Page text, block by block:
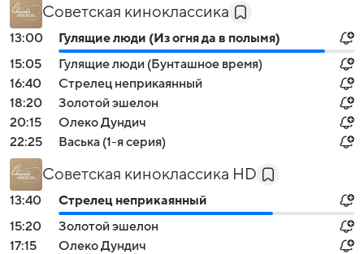
Советская киноклассика
13:00
Гулящие люди (Из огня да в полымя)
15:05
Гулящие люди (Бунташное время)
16:40
Стрелец неприкаянный
18:20
Золотой эшелон
20:15
Олеко Дундич
22:25
Васька (1-я серия)
Советская киноклассика HD
13:40
Стрелец неприкаянный
15:20
Золотой эшелон
17:15
Олеко Дундич